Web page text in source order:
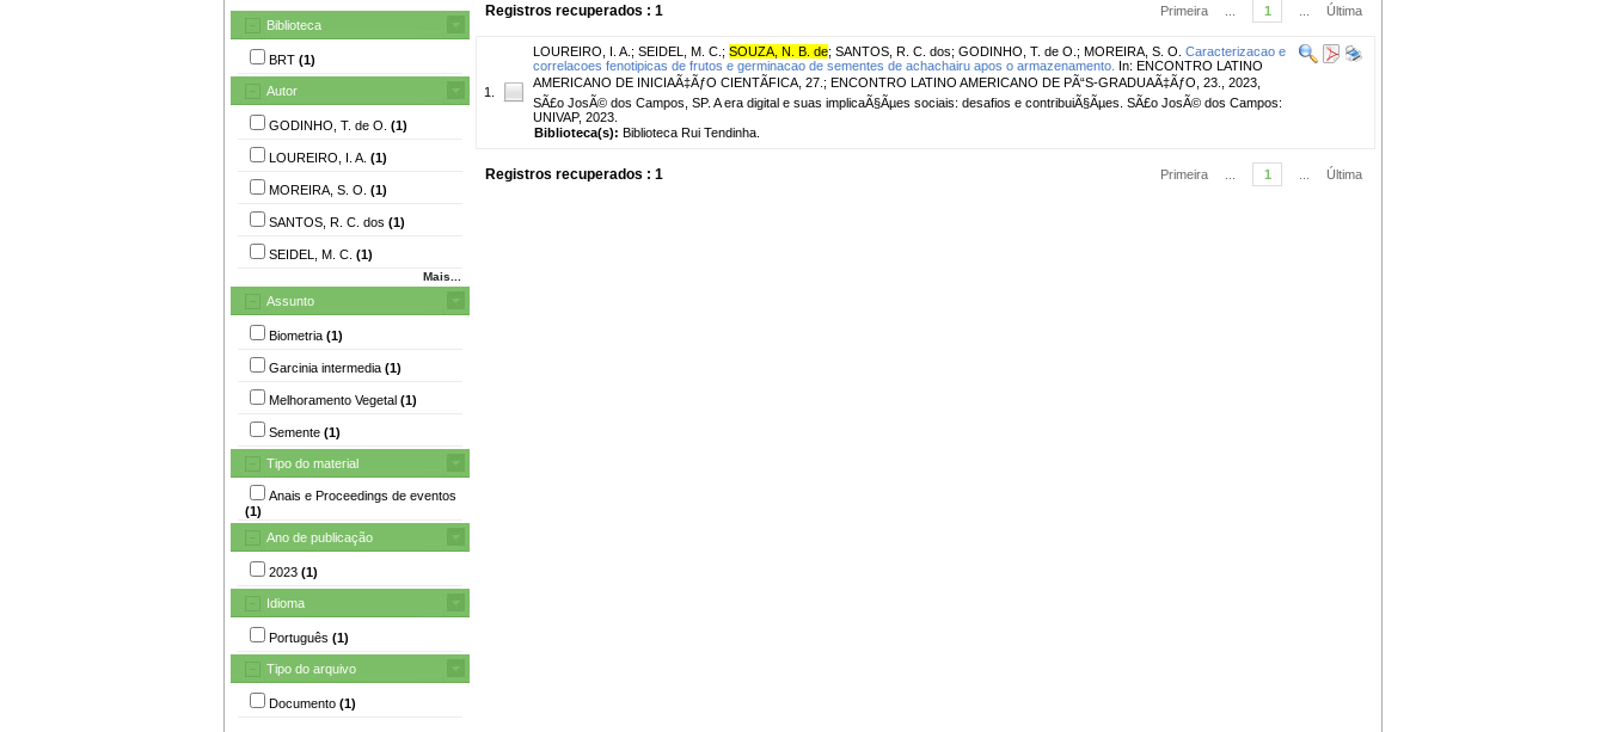
Biblioteca
BRT (1)
Autor
GODINHO, T. de O. (1)
LOUREIRO, I. A. (1)
MOREIRA, S. O. (1)
SANTOS, R. C. dos (1)
SEIDEL, M. C. (1)
Mais...
Assunto
Biometria (1)
Garcinia intermedia (1)
Melhoramento Vegetal (1)
Semente (1)
Tipo do material
Anais e Proceedings de eventos
(1)
Ano de publicação
2023 (1)
Idioma
Português (1)
Tipo do arquivo
Documento (1)
Registros recuperados : 1 Primeira 1 Última
1.
LOUREIRO, I. A. ; SEIDEL, M. C. ; SOUZA, N. B. de; SANTOS, R. C. dos; GODINHO, T. de O. ; MOREIRA, S. O. Caracterizacao e
correlacoes fenotipicas de frutos e germinacao de sementes de achachairu apos o armazenamento. In: ENCONTRO LATINO
AMERICANO DE INICIAÃ‡ÃƒO CIENTÃFICA, 27.; ENCONTRO LATINO AMERICANO DE PÃ“S-GRADUAÃ‡ÃƒO, 23., 2023,
SÃ£o JosÃ© dos Campos, SP. A era digital e suas implicaÃ§Ãµes sociais: desafios e contribuiÃ§Ãµes. SÃ£o JosÃ© dos Campos:
UNIVAP, 2023.
Biblioteca(s): Biblioteca Rui Tendinha.
Registros recuperados : 1 Primeira 1 Última